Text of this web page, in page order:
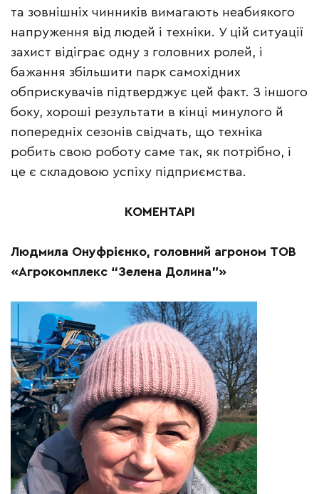
та зовнішніх чинників вимагають неабиякого
напруження від людей і техніки. У цій ситуації
захист відіграє одну з головних ролей, і
бажання збільшити парк самохідних
обприскувачів підтверджує цей факт. З іншого
боку, хороші результати в кінці минулого й
попередніх сезонів свідчать, що техніка
робить свою роботу саме так, як потрібно, і
це є складовою успіху підприємства.
КОМЕНТАРІ
Людмила Онуфрієнко, головний агроном ТОВ
«Агрокомплекс “Зелена Долина”»